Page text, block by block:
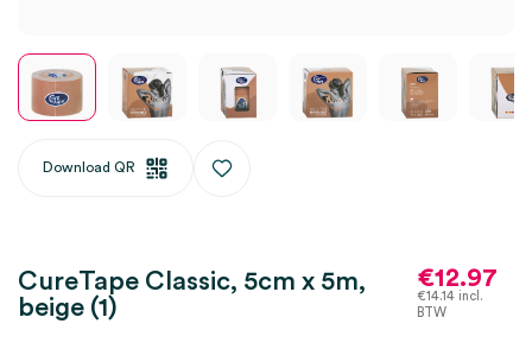
Download QR
CureTape Classic, 5cm x 5m,
beige (1)
€12.97
€14.14 incl.
BTW